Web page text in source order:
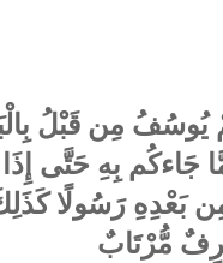
يُوسُفُ مِن قَبْلُ
بِهِ حَتَّى
بَعْدِهِ رَسُولًا
مُّرْتَابٌ